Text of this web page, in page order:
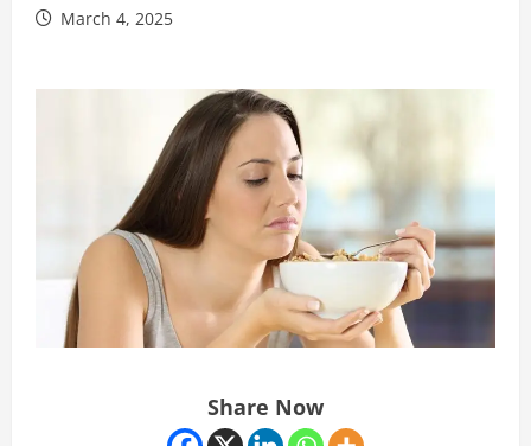
March 4, 2025
Share Now